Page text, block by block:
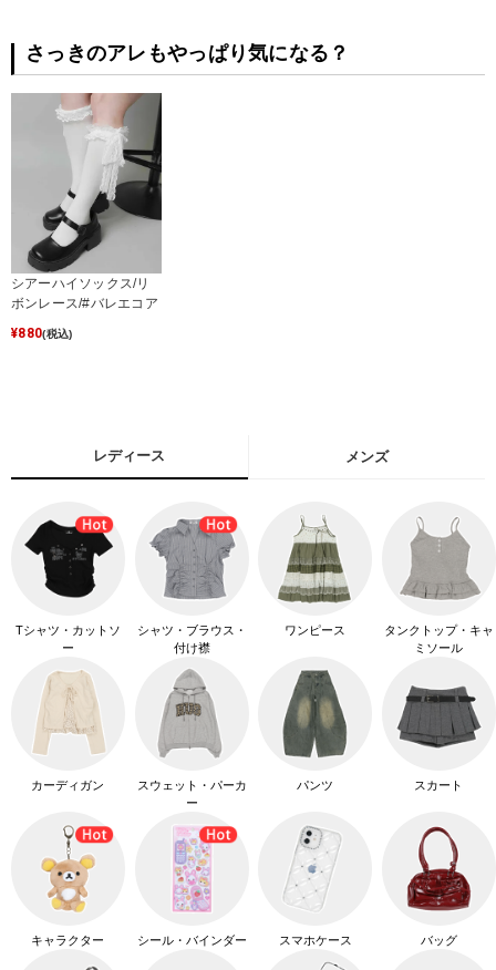
さっきのアレもやっぱり気になる？
シアーハイソックス/リ
ボンレース/#バレエコア
¥880(税込)
レディース メンズ
Tシャツ・カットソ
ー
シャツ・ブラウス・
付け襟
ワンピース
タンクトップ・キャ
ミソール
カーディガン
スウェット・パーカ
ー
パンツ スカート
キャラクター シール・バインダー スマホケース バッグ